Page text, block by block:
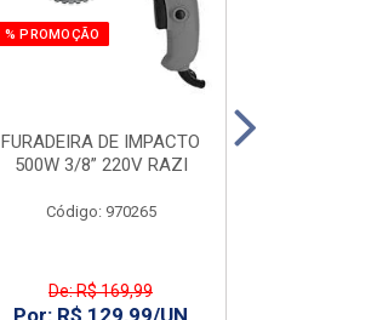
% PROMOÇÃO
FURADEIRA DE IMPACTO
500W 3/8” 220V RAZI
Código: 970265
De: R$ 169,99
Por: R$ 129,99/UN